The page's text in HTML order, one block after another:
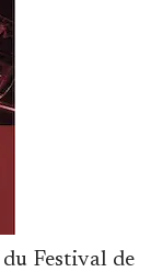
Festival de